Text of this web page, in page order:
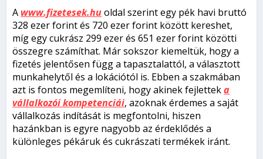
A www.fizetesek.huoldal szerint egy pék havi bruttó
328 ezer forint és 720 ezer forint között kereshet,
míg egy cukrász 299 ezer és 651 ezer forint közötti
összegre számíthat. Már sokszor kiemeltük, hogy a
fizetés jelentősen függ a tapasztalattól, a választott
munkahelytől és a lokációtól is. Ebben a szakmában
azt is fontos megemlíteni, hogy akinek fejletteka
vállalkozói kompetenciái, azoknak érdemes a saját
vállalkozás indítását is megfontolni, hiszen
hazánkban is egyre nagyobb az érdeklődés a
különleges pékáruk és cukrászati termékek iránt.